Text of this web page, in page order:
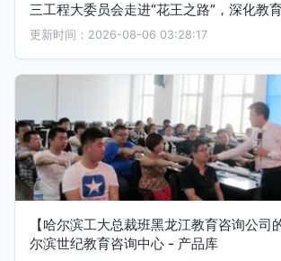
三工程大委员会走进“花王之路”，深化教
更新时间：2026-08-06 03:28:17
【哈尔滨工大总裁班黑龙江教育咨询公司
尔滨世纪教育咨询中心 - 产品库